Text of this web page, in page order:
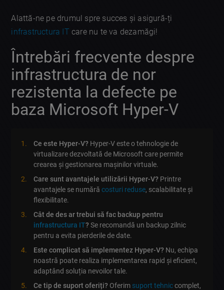
Alattă-ne pe drumul spre succes și asigură-ți
infrastructura IT care nu te va dezamăgi!
Întrebări frecvente despre
infrastructura de nor
rezistenta la defecte pe
baza Microsoft Hyper-V
Ce este Hyper-V? Hyper-V este o tehnologie de
virtualizare dezvoltată de Microsoft care permite
crearea și gestionarea mașinilor virtuale.
Care sunt avantajele utilizării Hyper-V? Printre
avantajele se numărăcosturi reduse, scalabilitate și
flexibilitate.
Cât de des ar trebui să fac backup pentru
infrastructura IT?Se recomandă un backup zilnic
pentru a evita pierderile de date.
Este complicat să implementez Hyper-V? Nu, echipa
noastră poate realiza implementarea rapid și eficient,
adaptând soluția nevoilor tale.
Ce tip de suport oferiți? Oferim suport tehniccomplet,